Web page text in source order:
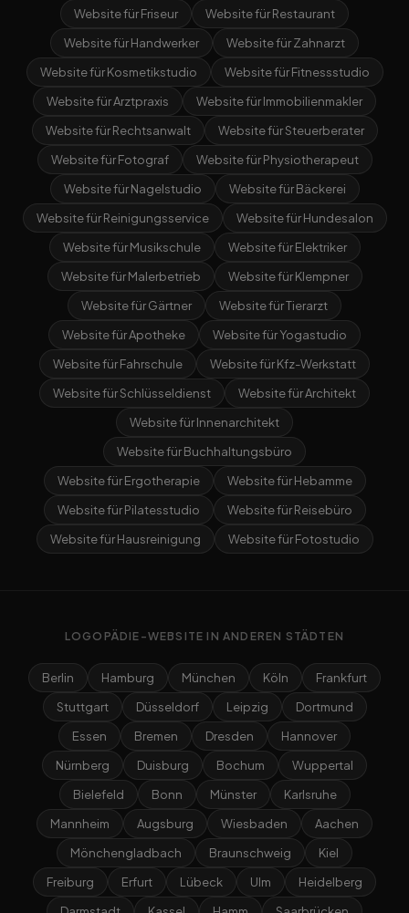
Website für Friseur
Website für Restaurant
Website für Handwerker
Website für Zahnarzt
Website für Kosmetikstudio
Website für Fitnessstudio
Website für Arztpraxis
Website für Immobilienmakler
Website für Rechtsanwalt
Website für Steuerberater
Website für Fotograf
Website für Physiotherapeut
Website für Nagelstudio
Website für Bäckerei
Website für Reinigungsservice
Website für Hundesalon
Website für Musikschule
Website für Elektriker
Website für Malerbetrieb
Website für Klempner
Website für Gärtner
Website für Tierarzt
Website für Apotheke
Website für Yogastudio
Website für Fahrschule
Website für Kfz-Werkstatt
Website für Schlüsseldienst
Website für Architekt
Website für Innenarchitekt
Website für Buchhaltungsbüro
Website für Ergotherapie
Website für Hebamme
Website für Pilatesstudio
Website für Reisebüro
Website für Hausreinigung
Website für Fotostudio
LOGOPÄDIE-WEBSITE IN ANDEREN STÄDTEN
Berlin Hamburg München Köln
Frankfurt
Stuttgart
Düsseldorf Leipzig
Dortmund
Essen
Bremen Dresden
Hannover
Nürnberg
Duisburg Bochum
Wuppertal
Bielefeld
Bonn Münster
Karlsruhe
Mannheim
Augsburg Wiesbaden
Aachen
Mönchengladbach
Braunschweig
Kiel
Freiburg
Erfurt Lübeck Ulm
Heidelberg